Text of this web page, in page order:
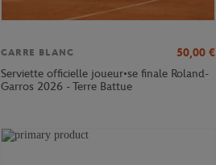
CARRE BLANC 50,00 €
Serviette officielle joueur•se finale Roland-
Garros 2026 - Terre Battue